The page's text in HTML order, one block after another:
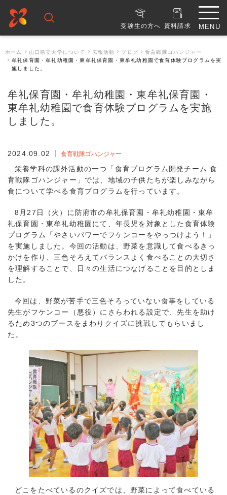
受験生の方へ 資料請求
ホーム 山口県立大学について 広報活動 ブログ
食育戦隊ゴハンジャー
牟礼保育園・牟礼幼稚園・東牟礼保育園・東牟礼幼稚園で食育体験プログラムを実
施しました。
牟礼保育園・牟礼幼稚園・東牟礼保育園・
東牟礼幼稚園で食育体験プログラムを実施
しました。
2024.09.02 食育戦隊ゴハンジャー
栄養学科の課外活動の一つ「食育プログラム開発チーム 食
育戦隊ゴハンジャー」では、地域の子供たちが楽しみながら
食について学べる食育プログラムを行っています。
8月27日（火）に防府市の牟礼保育園・牟礼幼稚園・東牟
礼保育園・東牟礼幼稚園にて、年長児を対象とした食育体験
プログラム「やさいパワーでフケンコーをやっつけよう！」
を実施しました。今回の活動は、野菜を意識して食べるきっ
かけを作り、三色そろえてバランスよく食べることの大切さ
を理解することで、日々の生活につなげることを目的としま
した。
今回は、野菜が苦手で三色そろっていない食事をしている
先生がフケンコー（悪役）にさらわれる設定で、先生を助け
るため3つのブースをまわりクイズに挑戦してもらいまし
た。
どこをたべているのクイズでは、野菜によって食べている